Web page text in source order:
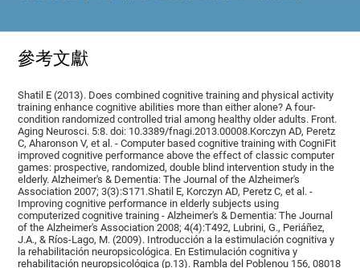
參考文獻
Shatil E (2013). Does combined cognitive training and physical activity
training enhance cognitive abilities more than either alone? A four-
condition randomized controlled trial among healthy older adults. Front.
Aging Neurosci. 5:8. doi: 10.3389/fnagi.2013.00008.Korczyn AD, Peretz
C, Aharonson V, et al. - Computer based cognitive training with CogniFit
improved cognitive performance above the effect of classic computer
games: prospective, randomized, double blind intervention study in the
elderly. Alzheimer's & Dementia: The Journal of the Alzheimer's
Association 2007; 3(3):S171.Shatil E, Korczyn AD, Peretz C, et al. -
Improving cognitive performance in elderly subjects using
computerized cognitive training - Alzheimer's & Dementia: The Journal
of the Alzheimer's Association 2008; 4(4):T492, Lubrini, G., Periáñez,
J.A., & Ríos-Lago, M. (2009). Introducción a la estimulación cognitiva y
la rehabilitación neuropsicológica. En Estimulación cognitiva y
rehabilitación neuropsicológica (p.13). Rambla del Poblenou 156, 08018